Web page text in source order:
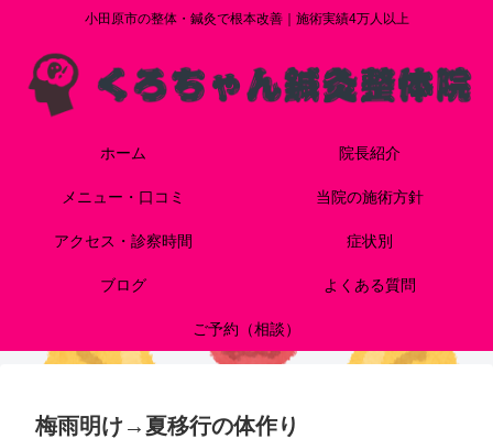
小田原市の整体・鍼灸で根本改善｜施術実績4万人以上
ホーム 院長紹介
メニュー・口コミ 当院の施術方針
アクセス・診察時間 症状別
ブログ よくある質問
ご予約（相談）
梅雨明け→夏移行の体作り